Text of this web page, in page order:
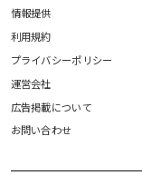
情報提供
利用規約
プライバシーポリシー
運営会社
広告掲載について
お問い合わせ